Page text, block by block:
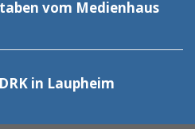
vom Medienhaus
in Laupheim